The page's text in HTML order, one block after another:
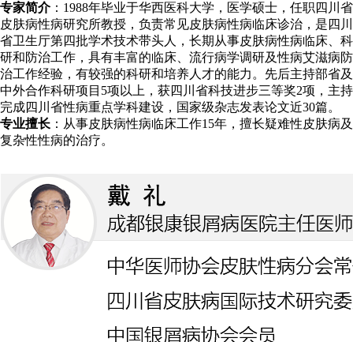
专家简介：1988年毕业于华西医科大学，医学硕士，任职四川省
皮肤病性病研究所教授，负责常见皮肤病性病临床诊治，是四川
省卫生厅第四批学术技术带头人，长期从事皮肤病性病临床、科
研和防治工作，具有丰富的临床、流行病学调研及性病艾滋病防
治工作经验，有较强的科研和培养人才的能力。先后主持部省及
中外合作科研项目5项以上，获四川省科技进步三等奖2项，主持
完成四川省性病重点学科建设，国家级杂志发表论文近30篇。
专业擅长 ：从事皮肤病性病临床工作15年，擅长疑难性皮肤病及
复杂性性病的治疗。